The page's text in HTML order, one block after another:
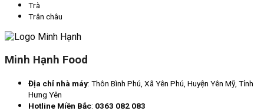
Trà
Trân châu
Minh Hạnh Food
Địa chỉ nhà máy: Thôn Bình Phú, Xã Yên Phú, Huyện Yên Mỹ, Tỉnh
Hưng Yên
Hotline Miền Bắc: 0363 082 083